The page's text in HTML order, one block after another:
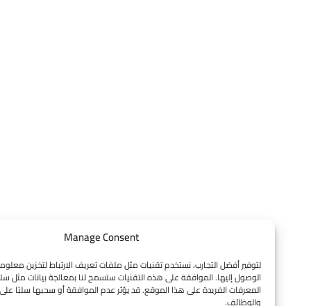
Manage Consent
لتوفير أفضل التجارب، نستخدم تقنيات مثل ملفات تعريف الارتباط لتخزين معلومات الجهاز
الوصول إليها. الموافقة على هذه التقنيات ستسمح لنا بمعالجة بيانات مثل سلوك
المعرفات الفريدة على هذا الموقع. قد يؤثر عدم الموافقة أو سحبها سلبًا على بعض